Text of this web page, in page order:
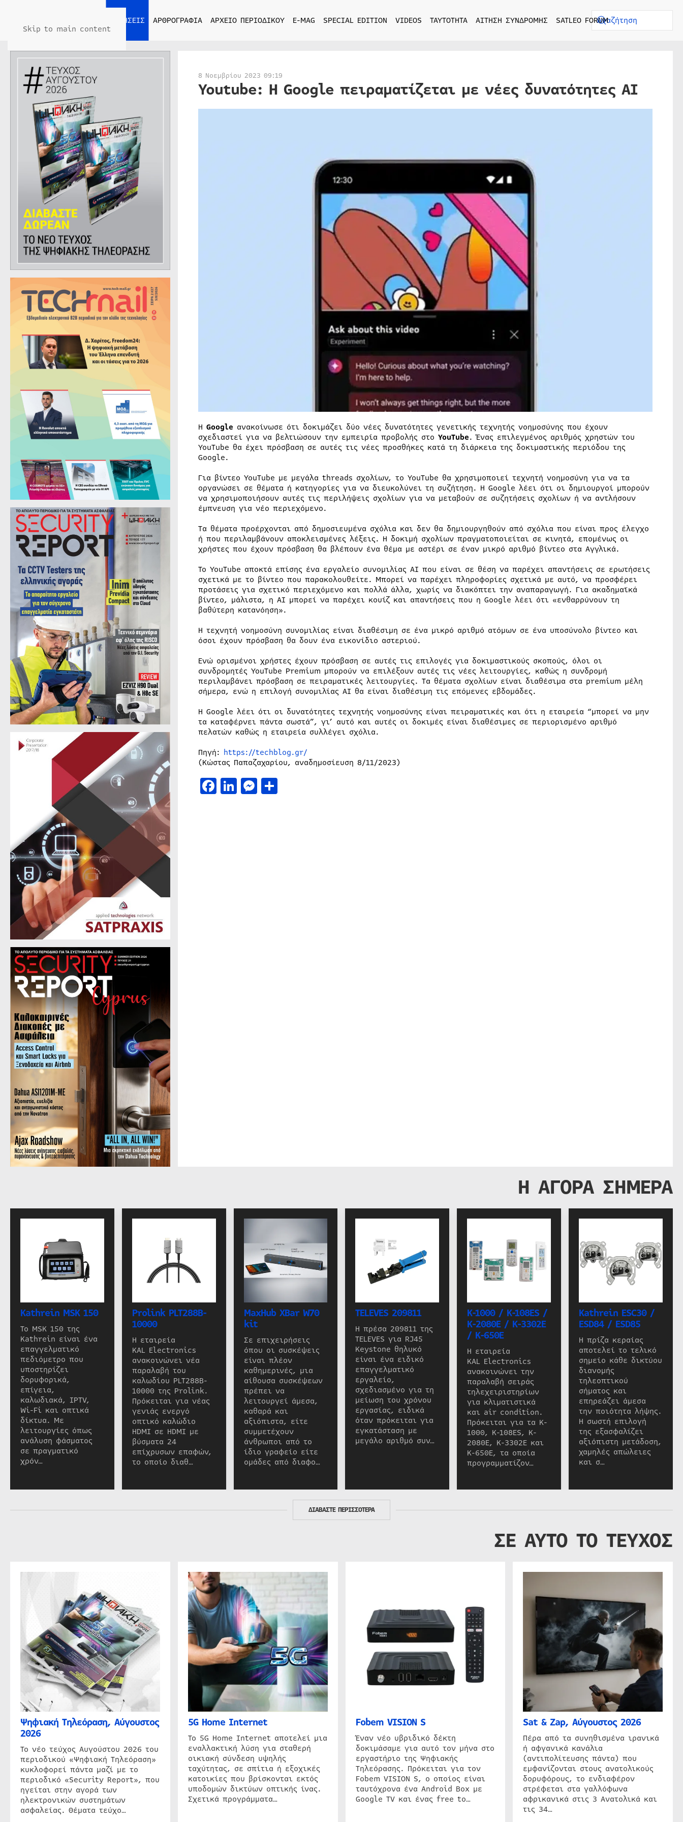
Skip to main content
ΕΙΔΗΣΕΙΣ ΑΡΘΡΟΓΡΑΦΙΑ ΑΡΧΕΙΟ ΠΕΡΙΟΔΙΚΟΥ E-MAG SPECIAL EDITION VIDEOS ΤΑΥΤΟΤΗΤΑ ΑΙΤΗΣΗ ΣΥΝΔΡΟΜΗΣ SATLEO FORUM
8 Νοεμβρίου 2023 09:19
Youtube: Η Google πειραματίζεται με νέες δυνατότητες AI
Η Google ανακοίνωσε ότι δοκιμάζει δύο νέες δυνατότητες γενετικής τεχνητής νοημοσύνης που έχουν
σχεδιαστεί για να βελτιώσουν την εμπειρία προβολής στο YouTube. Ένας επιλεγμένος αριθμός χρηστών του
YouTube θα έχει πρόσβαση σε αυτές τις νέες προσθήκες κατά τη διάρκεια της δοκιμαστικής περιόδου της
Google.
Για βίντεο YouTube με μεγάλα threads σχολίων, το YouTube θα χρησιμοποιεί τεχνητή νοημοσύνη για να τα
οργανώσει σε θέματα ή κατηγορίες για να διευκολύνει τη συζήτηση. Η Google λέει ότι οι δημιουργοί μπορούν
να χρησιμοποιήσουν αυτές τις περιλήψεις σχολίων για να μεταβούν σε συζητήσεις σχολίων ή να αντλήσουν
έμπνευση για νέο περιεχόμενο.
Τα θέματα προέρχονται από δημοσιευμένα σχόλια και δεν θα δημιουργηθούν από σχόλια που είναι προς έλεγχο
ή που περιλαμβάνουν αποκλεισμένες λέξεις. Η δοκιμή σχολίων πραγματοποιείται σε κινητά, επομένως οι
χρήστες που έχουν πρόσβαση θα βλέπουν ένα θέμα με αστέρι σε έναν μικρό αριθμό βίντεο στα Αγγλικά.
Το YouTube αποκτά επίσης ένα εργαλείο συνομιλίας AI που είναι σε θέση να παρέχει απαντήσεις σε ερωτήσεις
σχετικά με το βίντεο που παρακολουθείτε. Μπορεί να παρέχει πληροφορίες σχετικά με αυτό, να προσφέρει
προτάσεις για σχετικό περιεχόμενο και πολλά άλλα, χωρίς να διακόπτει την αναπαραγωγή. Για ακαδημαϊκά
βίντεο, μάλιστα, η AI μπορεί να παρέχει κουίζ και απαντήσεις που η Google λέει ότι «ενθαρρύνουν τη
βαθύτερη κατανόηση».
Η τεχνητή νοημοσύνη συνομιλίας είναι διαθέσιμη σε ένα μικρό αριθμό ατόμων σε ένα υποσύνολο βίντεο και
όσοι έχουν πρόσβαση θα δουν ένα εικονίδιο αστεριού.
Ενώ ορισμένοι χρήστες έχουν πρόσβαση σε αυτές τις επιλογές για δοκιμαστικούς σκοπούς, όλοι οι
συνδρομητές YouTube Premium μπορούν να επιλέξουν αυτές τις νέες λειτουργίες, καθώς η συνδρομή
περιλαμβάνει πρόσβαση σε πειραματικές λειτουργίες. Τα θέματα σχολίων είναι διαθέσιμα στα premium μέλη
σήμερα, ενώ η επιλογή συνομιλίας AI θα είναι διαθέσιμη τις επόμενες εβδομάδες.
Η Google λέει ότι οι δυνατότητες τεχνητής νοημοσύνης είναι πειραματικές και ότι η εταιρεία “μπορεί να μην
τα καταφέρνει πάντα σωστά”, γι’ αυτό και αυτές οι δοκιμές είναι διαθέσιμες σε περιορισμένο αριθμό
πελατών καθώς η εταιρεία συλλέγει σχόλια.
Πηγή: https://techblog.gr/
(Κώστας Παπαζαχαρίου, αναδημοσίευση 8/11/2023)
Facebook
LinkedIn
Messenger
Μοιραστείτε
Η ΑΓΟΡΑ ΣΗΜΕΡΑ
Kathrein MSK 150
Το MSK 150 της
Kathrein είναι ένα
επαγγελματικό
πεδιόμετρο που
υποστηρίζει
δορυφορικά,
επίγεια,
καλωδιακά, IPTV,
Wi-Fi και οπτικά
δίκτυα. Με
λειτουργίες όπως
ανάλυση φάσματος
σε πραγματικό
χρόν…
Prolink PLT288B-
10000
Η εταιρεία
KAL Electronics
ανακοινώνει νέα
παραλαβή του
καλωδίου PLT288B-
10000 της Prolink.
Πρόκειται για νέας
γενιάς ενεργό
οπτικό καλώδιο
HDMI σε HDMI με
βύσματα 24
επίχρυσων επαφών,
το οποίο διαθ…
MaxHub XBar W70
kit
Σε επιχειρήσεις
όπου οι συσκέψεις
είναι πλέον
καθημερινές, μια
αίθουσα συσκέψεων
πρέπει να
λειτουργεί άμεσα,
καθαρά και
αξιόπιστα, είτε
συμμετέχουν
άνθρωποι από το
ίδιο γραφείο είτε
ομάδες από διαφο…
TELEVES 209811
Η πρέσα 209811 της
TELEVES για RJ45
Keystone θηλυκό
είναι ένα ειδικό
επαγγελματικό
εργαλείο,
σχεδιασμένο για τη
μείωση του χρόνου
εργασίας, ειδικά
όταν πρόκειται για
εγκατάσταση με
μεγάλο αριθμό συν…
K-1000 / K-108ES /
K-2080E / K-3302E
/ K-650E
Η εταιρεία
KAL Electronics
ανακοινώνει την
παραλαβή σειράς
τηλεχειριστηρίων
για κλιματιστικά
και air condition.
Πρόκειται για τα K-
1000, K-108ES, K-
2080E, K-3302E και
K-650E, τα οποία
προγραμματίζον…
Kathrein ESC30 /
ESD84 / ESD85
Η πρίζα κεραίας
αποτελεί το τελικό
σημείο κάθε δικτύου
διανομής
τηλεοπτικού
σήματος και
επηρεάζει άμεσα
την ποιότητα λήψης.
Η σωστή επιλογή
της εξασφαλίζει
αξιόπιστη μετάδοση,
χαμηλές απώλειες
και σ…
ΔΙΑΒΑΣΤΕ ΠΕΡΙΣΣΟΤΕΡΑ
ΣΕ ΑΥΤΟ ΤΟ ΤΕΥΧΟΣ
Ψηφιακή Τηλεόραση, Αύγουστος
2026
Το νέο τεύχος Αυγούστου 2026 του
περιοδικού «Ψηφιακή Τηλεόραση»
κυκλοφορεί πάντα μαζί με το
περιοδικό «Security Report», που
ηγείται στην αγορά των
ηλεκτρονικών συστημάτων
ασφαλείας. Θέματα τεύχο…
5G Home Internet
Το 5G Home Internet αποτελεί μια
εναλλακτική λύση για σταθερή
οικιακή σύνδεση υψηλής
ταχύτητας, σε σπίτια ή εξοχικές
κατοικίες που βρίσκονται εκτός
υποδομών δικτύων οπτικής ίνας.
Σχετικά προγράμματα…
Fobem VISION S
Έναν νέο υβριδικό δέκτη
δοκιμάσαμε για αυτό τον μήνα στο
εργαστήριο της Ψηφιακής
Τηλεόρασης. Πρόκειται για τον
Fobem VISION S, ο οποίος είναι
ταυτόχρονα ένα Android Box με
Google TV και ένας free to…
Sat & Zap, Αύγουστος 2026
Πέρα από τα συνηθισμένα ιρανικά
ή αφγανικά κανάλια
(αντιπολίτευσης πάντα) που
εμφανίζονται στους ανατολικούς
δορυφόρους, το ενδιαφέρον
στρέφεται στα γαλλόφωνα
αφρικανικά στις 3 Ανατολικά και
τις 34…